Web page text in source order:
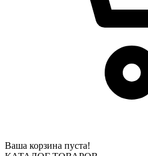
Ваша корзина пуста!